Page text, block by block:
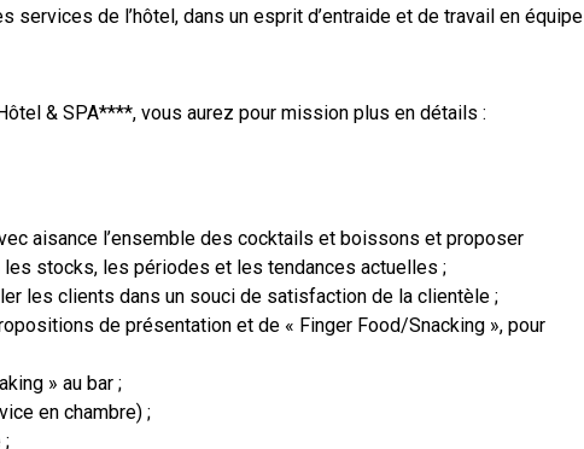
de l’hôtel, dans un esprit d’entraide et de travail en équipe
& SPA****, vous aurez pour mission plus en détails :
aisance l’ensemble des cocktails et boissons et proposer
stocks, les périodes et les tendances actuelles ;
les clients dans un souci de satisfaction de la clientèle ;
de présentation et de « Finger Food/Snacking », pour
» au bar ;
en chambre) ;
;